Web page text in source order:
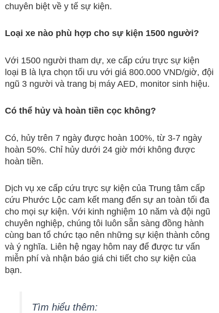
chuyên biệt về y tế sự kiện.
Loại xe nào phù hợp cho sự kiện 1500 người?
Với 1500 người tham dự, xe cấp cứu trực sự kiện
loại B là lựa chọn tối ưu với giá 800.000 VND/giờ, đội
ngũ 3 người và trang bị máy AED, monitor sinh hiệu.
Có thể hủy và hoàn tiền cọc không?
Có, hủy trên 7 ngày được hoàn 100%, từ 3-7 ngày
hoàn 50%. Chỉ hủy dưới 24 giờ mới không được
hoàn tiền.
Dịch vụ xe cấp cứu trực sự kiện của Trung tâm cấp
cứu Phước Lộc cam kết mang đến sự an toàn tối đa
cho mọi sự kiện. Với kinh nghiệm 10 năm và đội ngũ
chuyên nghiệp, chúng tôi luôn sẵn sàng đồng hành
cùng ban tổ chức tạo nên những sự kiện thành công
và ý nghĩa. Liên hệ ngay hôm nay để được tư vấn
miễn phí và nhận báo giá chi tiết cho sự kiện của
bạn.
Tìm hiểu thêm: